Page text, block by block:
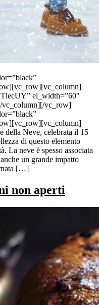
el_width=”60″
vc_column][/vc_row]
della Neve, celebrata il 15
di questo elemento
La neve è spesso associata
un grande impatto
[…]
non aperti